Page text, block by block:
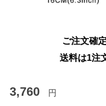
ご注文確
送料は1注
3,760 円